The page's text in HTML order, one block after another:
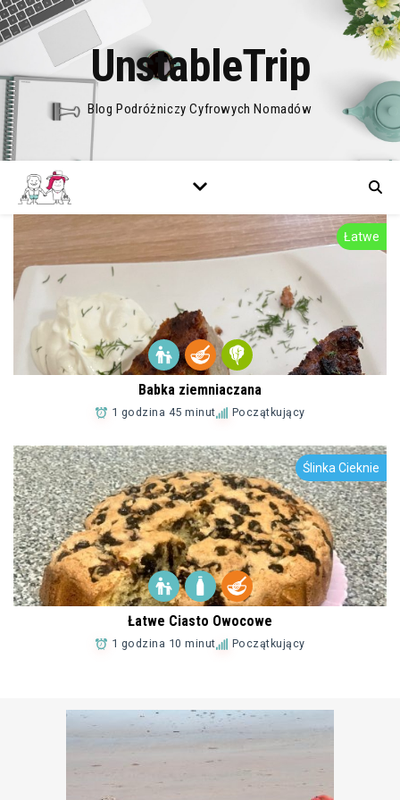
UnstableTrip
Blog Podróżniczy Cyfrowych Nomadów
Dodaj do Ulubionych
Łatwe
Babka ziemniaczana
1 godzina 45 minut Początkujący
Dodaj do Ulubionych
Ślinka Cieknie
Łatwe Ciasto Owocowe
1 godzina 10 minut Początkujący